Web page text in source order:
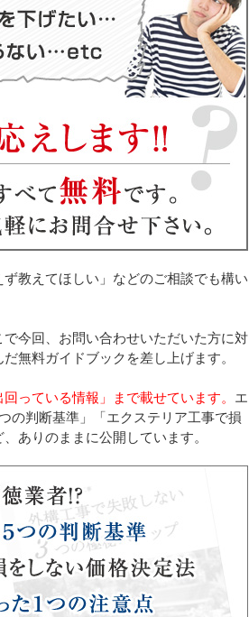
教えてほしい」などのご相談でも構い
今回、お問い合わせいただいた方に対
無料ガイドブックを差し上げます。
回っている情報」まで載せています。 エ
の判断基準」「エクステリア工事で損
ありのままに公開しています。